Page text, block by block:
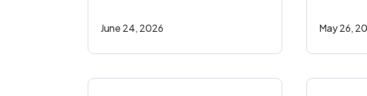
June 24, 2026 May 26,